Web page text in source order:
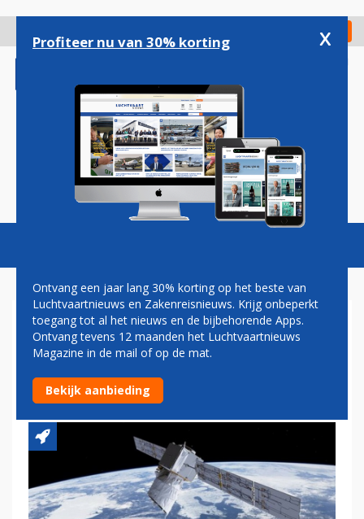
gaan
Check in
Magazine Podcasts Vacatures
HYPERMODERNE EUROPESE
SATELLIET GAAT DE RUIMTE
IN
Profiteer nu van 30% korting x
Ontvang een jaar lang 30% korting op het beste van
Luchtvaartnieuws en Zakenreisnieuws. Krijg onbeperkt
toegang tot al het nieuws en de bijbehorende Apps.
Ontvang tevens 12 maanden het Luchtvaartnieuws
Magazine in de mail of op de mat.
Bekijk aanbieding